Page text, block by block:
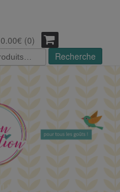
0.00€ (0)
Recherche